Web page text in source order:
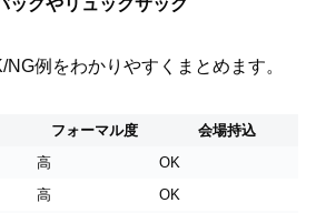
例をわかりやすくまとめます。
フォーマル度
会場持込
高
OK
高
OK